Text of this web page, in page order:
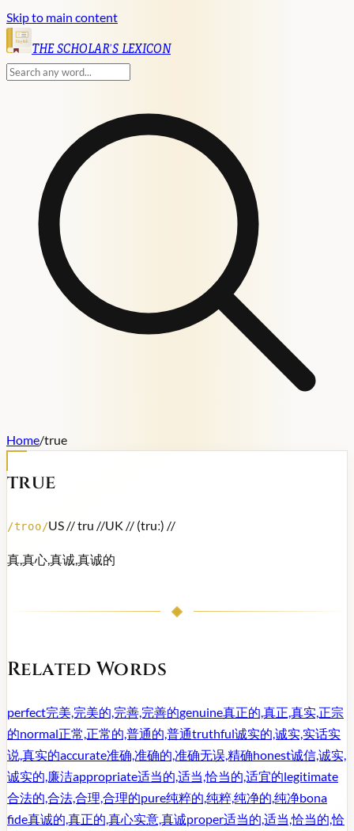
Skip to main content
English
THE SCHOLAR'S LEXICON
Home/true
true
/troo/US // tru //UK // (truː) //
真,真心,真诚,真诚的
Related Words
perfect完美,完美的,完善,完善的genuine真正的,真正,真实,正宗
的normal正常,正常的,普通的,普通truthful诚实的,诚实,实话实
说,真实的accurate准确,准确的,准确无误,精确honest诚信,诚实,
诚实的,廉洁appropriate适当的,适当,恰当的,适宜的legitimate
合法的,合法,合理,合理的pure纯粹的,纯粹,纯净的,纯净bona
fide真诚的,真正的,真心实意,真诚proper适当的,适当,恰当的,恰